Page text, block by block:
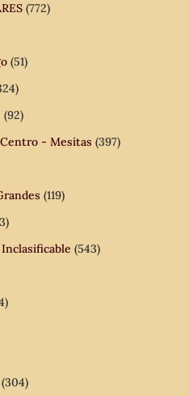
(772)
(51)
(92)
- Mesitas (397)
(119)
(543)
(304)